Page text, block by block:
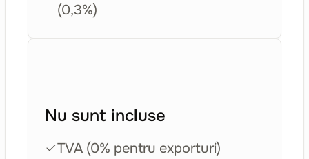
(0,3%)
Nu sunt incluse
TVA (0% pentru exporturi)